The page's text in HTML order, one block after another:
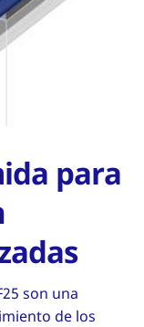
para
son una
de los